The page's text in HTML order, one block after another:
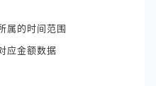
属的时间范围
应金额数据